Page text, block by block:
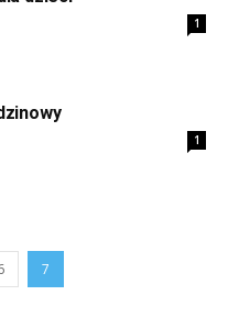
1
1
7